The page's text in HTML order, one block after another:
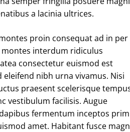
a lacinia ultrices.
proin consequat ad in per
interdum ridiculus
consectetur euismod est
eleifend nibh urna vivamus. Nisi
praesent scelerisque
vestibulum facilisis. Augue
fermentum inceptos
amet. Habitant fusce